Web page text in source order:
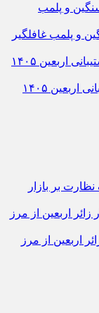
و پلمب غافلگیر
بر بازار